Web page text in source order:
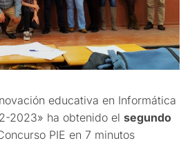
educativa en Informática
2023» ha obtenido el segundo
PIE en 7 minutos